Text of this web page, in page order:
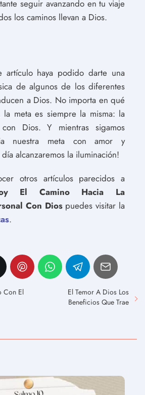
seguir avanzando en tu viaje
los caminos llevan a Dios.
artículo haya podido darte una
de algunos de los diferentes
a Dios. No importa en qué
la meta es siempre la misma: la
con Dios. Y mientras sigamos
nuestra meta con amor y
alcanzaremos la iluminación!
otros artículos parecidos a
El Camino Hacia La
Con Diospuedes visitar la
.
Con El
El Temor A Dios Los
Beneficios Que Trae